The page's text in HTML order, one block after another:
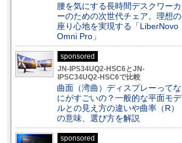
腰を気にする長時間デスクワーカ
ーのための次世代チェア。理想の
座り心地を実現する「LiberNovo
Omni Pro」
sponsored
JN-IPS34UQ2-HSC6とJN-
IPSC34UQ2-HSC6で比較
曲面（湾曲）ディスプレーってな
にがすごいの？一般的な平面モデ
ルとの見え方の違いや曲率（R）
の意味、選び方を解説
sponsored